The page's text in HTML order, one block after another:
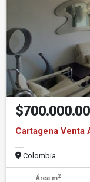
Cartagena Venta
Colombia
Área m2